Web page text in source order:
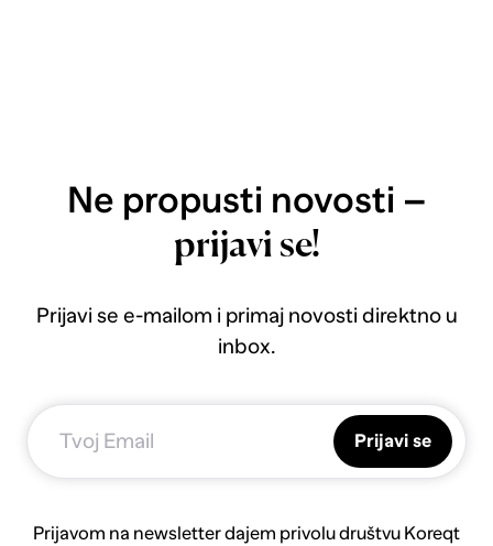
Ne propusti novosti –
prijavi se!
Prijavi se e-mailom i primaj novosti direktno u
inbox.
Prijavi se
Prijavom na newsletter dajem privolu društvu Koreqt